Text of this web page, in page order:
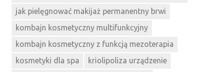
jak pielęgnować makijaż permanentny brwi
kombajn kosmetyczny multifunkcyjny
kombajn kosmetyczny z funkcją mezoterapia
kosmetyki dla spa
kriolipoliza urządzenie